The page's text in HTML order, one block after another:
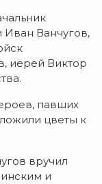
Ванчугов,
иерей Виктор
павших
цветы к
вручил
и